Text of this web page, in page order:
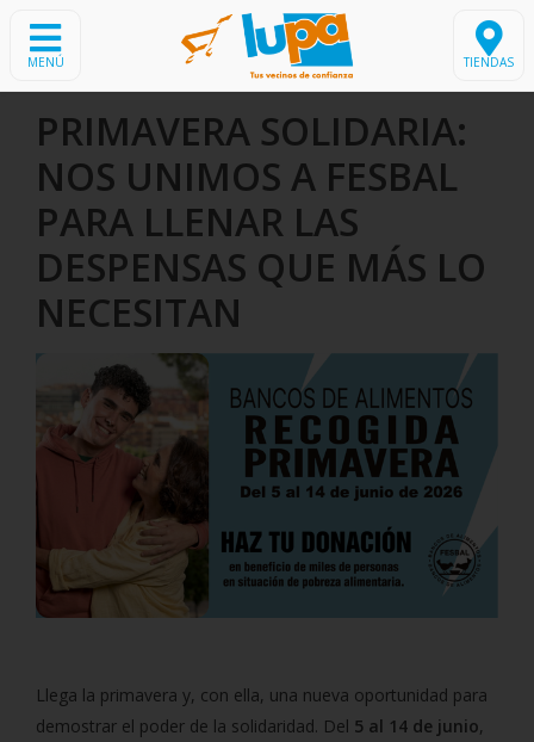
MENÚ TIENDAS
PRIMAVERA SOLIDARIA:
NOS UNIMOS A FESBAL
PARA LLENAR LAS
DESPENSAS QUE MÁS LO
NECESITAN
Llega la primavera y, con ella, una nueva oportunidad para
demostrar el poder de la solidaridad. Del 5 al 14 de junio,